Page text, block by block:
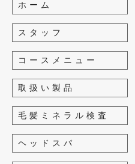
ホーム
スタッフ
コースメニュー
取扱い製品
毛髪ミネラル検査
ヘッドスパ